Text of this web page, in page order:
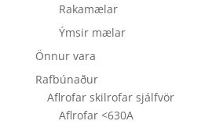
Rakamælar
Ýmsir mælar
Önnur vara
Rafbúnaður
Aflrofar skilrofar sjálfvör
Aflrofar <630A